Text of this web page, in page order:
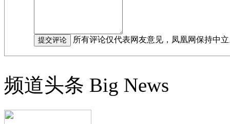
所有评论仅代表网友意见，凤凰网保持中
频道头条 Big News